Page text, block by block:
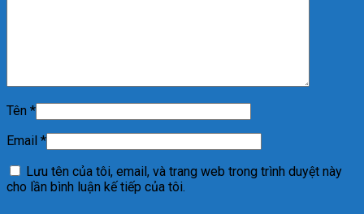
Tên *
Email *
Lưu tên của tôi, email, và trang web trong trình duyệt này
cho lần bình luận kế tiếp của tôi.